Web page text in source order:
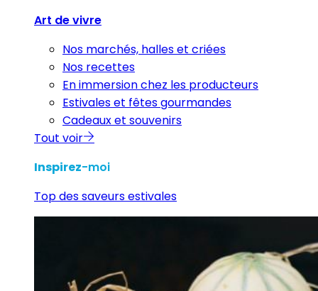
Art de vivre
Nos marchés, halles et criées
Nos recettes
En immersion chez les producteurs
Estivales et fêtes gourmandes
Cadeaux et souvenirs
Tout voir
Inspirez-moi
Top des saveurs estivales